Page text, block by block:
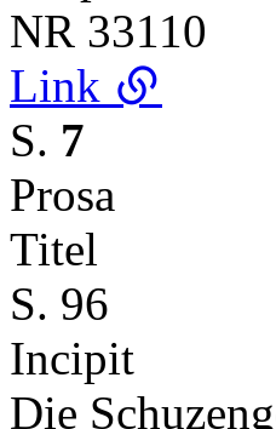
NR 33110
Link
S. 7
Prosa
Titel
S. 96
Incipit
Die